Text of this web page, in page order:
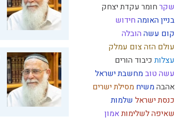
שקרחומר עקדת יצחק
בניין האומה חידוש
קום עשה הובלה
עולם הזהצום עמלק
עצלותכיבוד הורים
עשה טובמחשבת ישראל
אהבהמשיח מסילת ישרים
כנסת ישראל שלמות
שאיפה לשלימותאמון